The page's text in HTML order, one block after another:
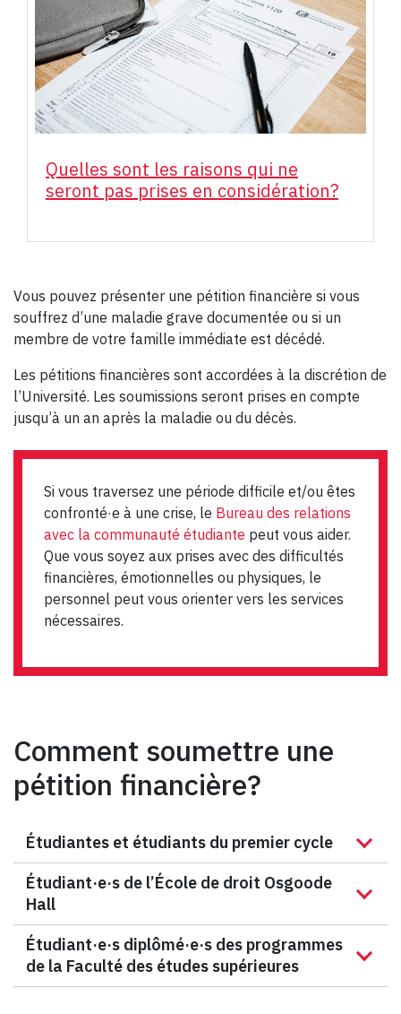
Quelles sont les raisons qui ne
seront pas prises en considération?
Vous pouvez présenter une pétition financière si vous
souffrez d’une maladie grave documentée ou si un
membre de votre famille immédiate est décédé.
Les pétitions financières sont accordées à la discrétion de
l’Université. Les soumissions seront prises en compte
jusqu’à un an après la maladie ou du décès.
Si vous traversez une période difficile et/ou êtes
confronté·e à une crise, le Bureau des relations
avec la communauté étudiante peut vous aider.
Que vous soyez aux prises avec des difficultés
financières, émotionnelles ou physiques, le
personnel peut vous orienter vers les services
nécessaires.
Comment soumettre une
pétition financière?
Étudiantes et étudiants du premier cycle
Étudiant·e·s de l’École de droit Osgoode
Hall
Étudiant·e·s diplômé·e·s des programmes
de la Faculté des études supérieures